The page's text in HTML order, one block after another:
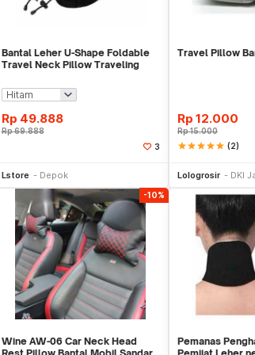
Bantal Leher U-Shape Foldable
Travel Neck Pillow Traveling
Rp 49.888
Rp69.888
3
Lstore Depok
Travel Pillow
Rp 12.000
Rp15.000
starstarstarstarstar (2)
Lologrosir DKI
-10%
Wine AW-06 Car Neck Head
Pemanas